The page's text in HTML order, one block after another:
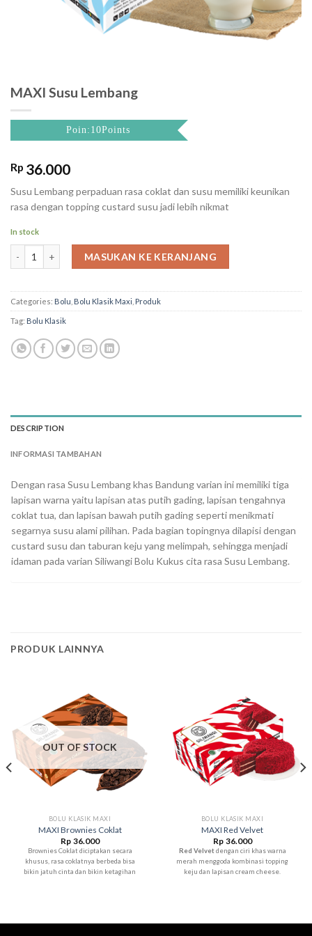
MAXI Susu Lembang
Poin:10Points
Rp 36.000
Susu Lembang perpaduan rasa coklat dan susu memiliki keunikan
rasa dengan topping custard susu jadi lebih nikmat
In stock
MASUKAN KE KERANJANG
Categories: Bolu Bolu Klasik Maxi Produk
Tag: Bolu Klasik
DESCRIPTION
INFORMASI TAMBAHAN
Dengan rasa Susu Lembang khas Bandung varian ini memiliki tiga
lapisan warna yaitu lapisan atas putih gading, lapisan tengahnya
coklat tua, dan lapisan bawah putih gading seperti menikmati
segarnya susu alami pilihan. Pada bagian topingnya dilapisi dengan
custard susu dan taburan keju yang melimpah, sehingga menjadi
idaman pada varian Siliwangi Bolu Kukus cita rasa Susu Lembang.
PRODUK LAINNYA
OUT OF STOCK
BOLU KLASIK MAXI
MAXI Brownies Coklat
Rp 36.000
Brownies Coklat diciptakan secara
khusus, rasa coklatnya berbeda bisa
bikin jatuh cinta dan bikin ketagihan
BOLU KLASIK MAXI
MAXI Red Velvet
Rp 36.000
Red Velvetdengan ciri khas warna
merah menggoda kombinasi topping
keju dan lapisan cream cheese.